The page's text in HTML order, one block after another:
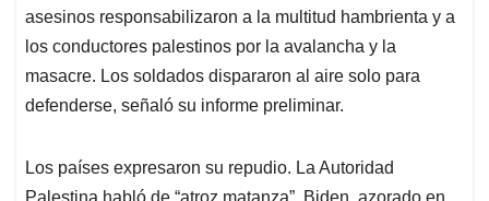
asesinos responsabilizaron a la multitud hambrienta y a
los conductores palestinos por la avalancha y la
masacre. Los soldados dispararon al aire solo para
defenderse, señaló su informe preliminar.
Los países expresaron su repudio. La Autoridad